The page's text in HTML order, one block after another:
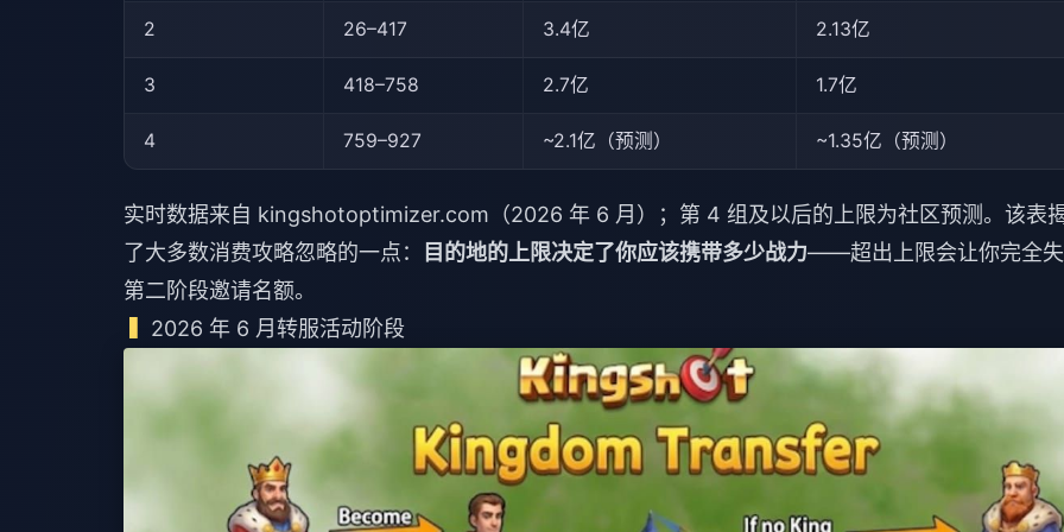
2 26–417 3.4亿 2.13亿
3 418–758 2.7亿 1.7亿
4 759–927 ~2.1亿（预测） ~1.35亿（预测）
实时数据来自 kingshotoptimizer.com（2026 年 6 月）；第 4 组及以后的上限为社区预测。该表
了大多数消费攻略忽略的一点：
目的地的上限决定了你应该携带多少战力——超出上限会让你完全
第二阶段邀请名额。
2026 年 6 月转服活动阶段